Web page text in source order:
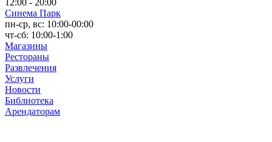
12:00 - 20:00
Синема Парк
пн-ср, вс: 10:00-00:00
чт-сб: 10:00-1:00
Магазины
Рестораны
Развлечения
Услуги
Новости
Библиотека
Арендаторам